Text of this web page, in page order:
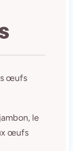
œufs
le
œufs